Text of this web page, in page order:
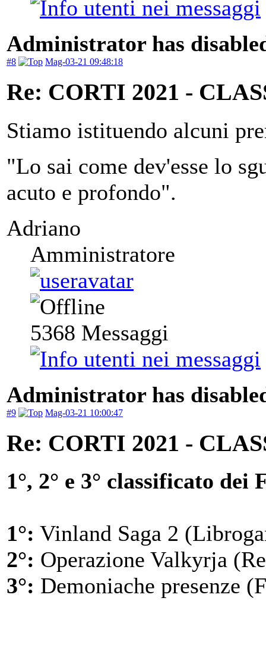
Administrator has
#8 Mag-03-21 09:48:18
Re: CORTI 2021 -
Stiamo istituendo alcuni
"Lo sai come dev'esse lo
acuto e profondo".
Adriano
Amministratore
5368 Messaggi
Administrator has
#9 Mag-03-21 10:00:47
Re: CORTI 2021 -
1°, 2° e 3° classificato dei
1°: Vinland Saga 2
2°: Operazione Valkyrja
3°: Demoniache presenze